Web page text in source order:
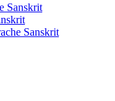
Sanskrit
Sanskrit